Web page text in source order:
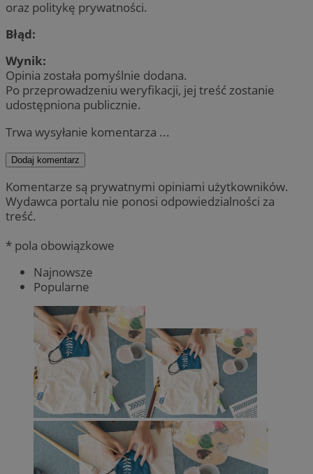
oraz politykę prywatności.
Błąd:
Wynik:
Opinia została pomyślnie dodana.
Po przeprowadzeniu weryfikacji, jej treść zostanie
udostępniona publicznie.
Trwa wysyłanie komentarza ...
Dodaj komentarz
Komentarze są prywatnymi opiniami użytkowników.
Wydawca portalu nie ponosi odpowiedzialności za
treść.
* pola obowiązkowe
Najnowsze
Popularne